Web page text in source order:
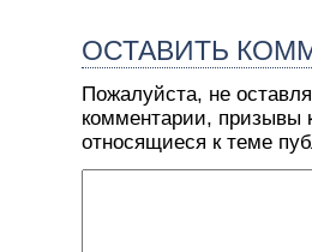
ОСТАВИТЬ
Пожалуйста, не
комментарии, призывы
относящиеся к теме